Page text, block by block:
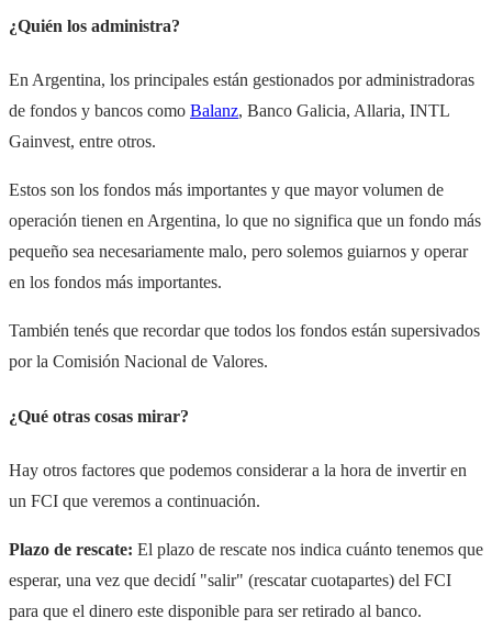
¿Quién los administra?
En Argentina, los principales están gestionados por administradoras
de fondos y bancos como Balanz, Banco Galicia, Allaria, INTL
Gainvest, entre otros.
Estos son los fondos más importantes y que mayor volumen de
operación tienen en Argentina, lo que no significa que un fondo más
pequeño sea necesariamente malo, pero solemos guiarnos y operar
en los fondos más importantes.
También tenés que recordar que todos los fondos están supersivados
por la Comisión Nacional de Valores.
¿Qué otras cosas mirar?
Hay otros factores que podemos considerar a la hora de invertir en
un FCI que veremos a continuación.
Plazo de rescate: El plazo de rescate nos indica cuánto tenemos que
esperar, una vez que decidí "salir" (rescatar cuotapartes) del FCI
para que el dinero este disponible para ser retirado al banco.